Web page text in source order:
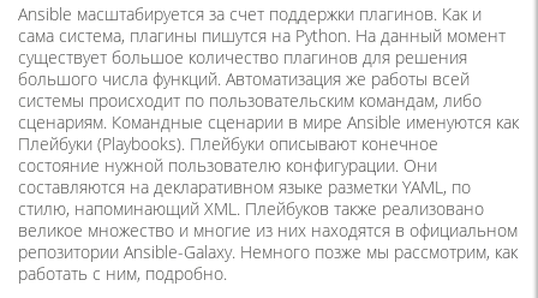
Ansible масштабируется за счет поддержки плагинов. Как и
сама система, плагины пишутся на Python. На данный момент
существует большое количество плагинов для решения
большого числа функций. Автоматизация же работы всей
системы происходит по пользовательским командам, либо
сценариям. Командные сценарии в мире Ansible именуются как
Плейбуки (Playbooks). Плейбуки описывают конечное
состояние нужной пользователю конфигурации. Они
составляются на декларативном языке разметки YAML, по
стилю, напоминающий XML. Плейбуков также реализовано
великое множество и многие из них находятся в официальном
репозитории Ansible-Galaxy. Немного позже мы рассмотрим, как
работать с ним, подробно.